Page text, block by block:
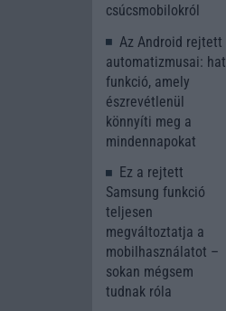
csúcsmobilokról
Az Android rejtett
automatizmusai: hat
funkció, amely
észrevétlenül
könnyíti meg a
mindennapokat
Ez a rejtett
Samsung funkció
teljesen
megváltoztatja a
mobilhasználatot –
sokan mégsem
tudnak róla